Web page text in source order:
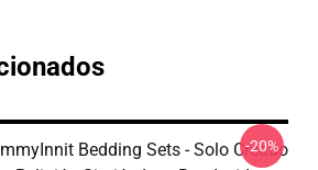
Bedding Sets - Solo Creado
-20%